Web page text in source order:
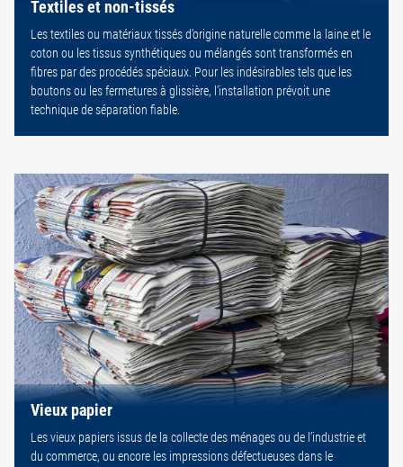
Textiles et non-tissés
Les textiles ou matériaux tissés d’origine naturelle comme la laine et le
coton ou les tissus synthétiques ou mélangés sont transformés en
fibres par des procédés spéciaux. Pour les indésirables tels que les
boutons ou les fermetures à glissière, l’installation prévoit une
technique de séparation fiable.
Vieux papier
Les vieux papiers issus de la collecte des ménages ou de l’industrie et
du commerce, ou encore les impressions défectueuses dans le